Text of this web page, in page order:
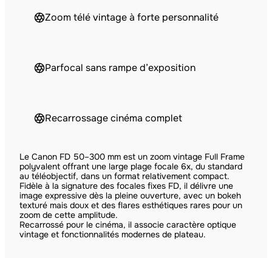
Zoom télé vintage à forte personnalité
Parfocal sans rampe d’exposition
Recarrossage cinéma complet
Le Canon FD 50–300 mm est un zoom vintage Full Frame
polyvalent offrant une large plage focale 6x, du standard
au téléobjectif, dans un format relativement compact.
Fidèle à la signature des focales fixes FD, il délivre une
image expressive dès la pleine ouverture, avec un bokeh
texturé mais doux et des flares esthétiques rares pour un
zoom de cette amplitude.
Recarrossé pour le cinéma, il associe caractère optique
vintage et fonctionnalités modernes de plateau.